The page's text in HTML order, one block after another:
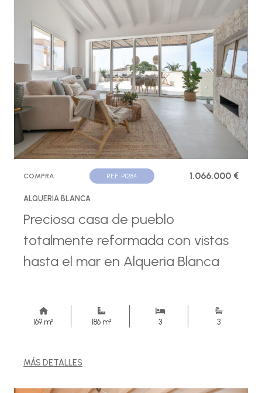
COMPRA REF. P1284 1.066.000 €
ALQUERIA BLANCA
Preciosa casa de pueblo
totalmente reformada con vistas
hasta el mar en Alqueria Blanca
169 m² 186 m² 3 3
MÁS DETALLES